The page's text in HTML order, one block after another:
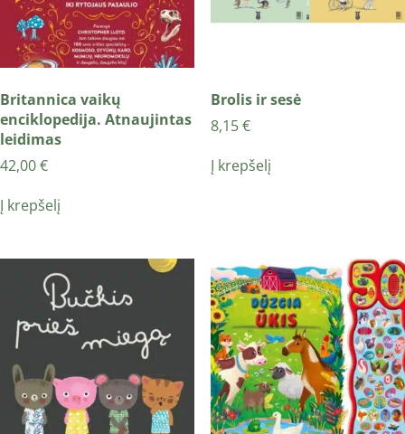
Britannica vaikų
enciklopedija. Atnaujintas
leidimas
42,00€
Į krepšelį
Brolis ir sesė
8,15€
Į krepšelį